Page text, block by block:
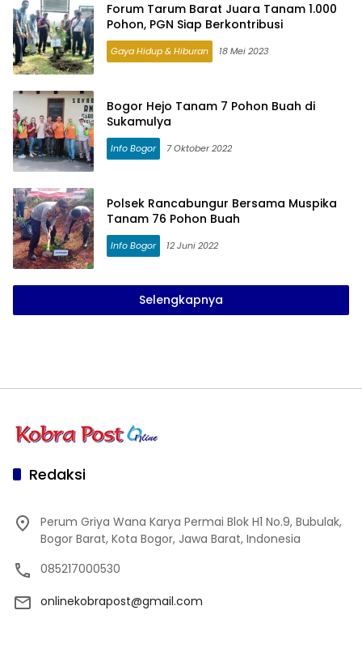
Forum Tarum Barat Juara Tanam 1.000
Pohon, PGN Siap Berkontribusi
Gaya Hidup & Hiburan 18 Mei 2023
Bogor Hejo Tanam 7 Pohon Buah di
Sukamulya
Info Bogor 7 Oktober 2022
Polsek Rancabungur Bersama Muspika
Tanam 76 Pohon Buah
Info Bogor 12 Juni 2022
Selengkapnya
Redaksi
Perum Griya Wana Karya Permai Blok H1 No.9, Bubulak,
Bogor Barat, Kota Bogor, Jawa Barat, Indonesia
085217000530
onlinekobrapost@gmail.com